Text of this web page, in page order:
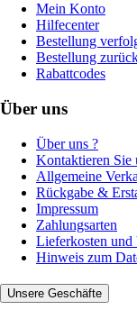
Mein Konto
Hilfecenter
Bestellung
Bestellung
Rabattcodes
Über uns
Über uns ?
Kontaktieren Sie
Allgemeine
Rückgabe &
Impressum
Zahlungsarten
Lieferkosten und
Hinweis zum
Unsere Geschäfte